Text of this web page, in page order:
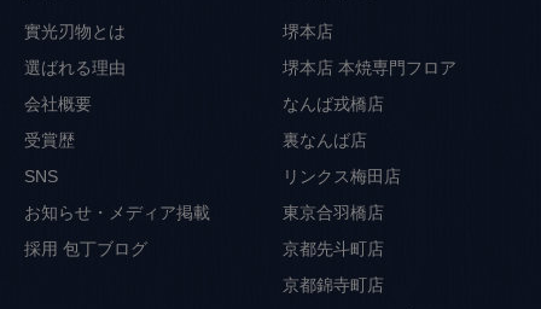
實光刃物とは
選ばれる理由
会社概要
受賞歴
SNS
お知らせ・メディア掲載
採用 包丁ブログ
堺本店
堺本店 本焼専門フロア
なんば戎橋店
裏なんば店
リンクス梅田店
東京合羽橋店
京都先斗町店
京都錦寺町店